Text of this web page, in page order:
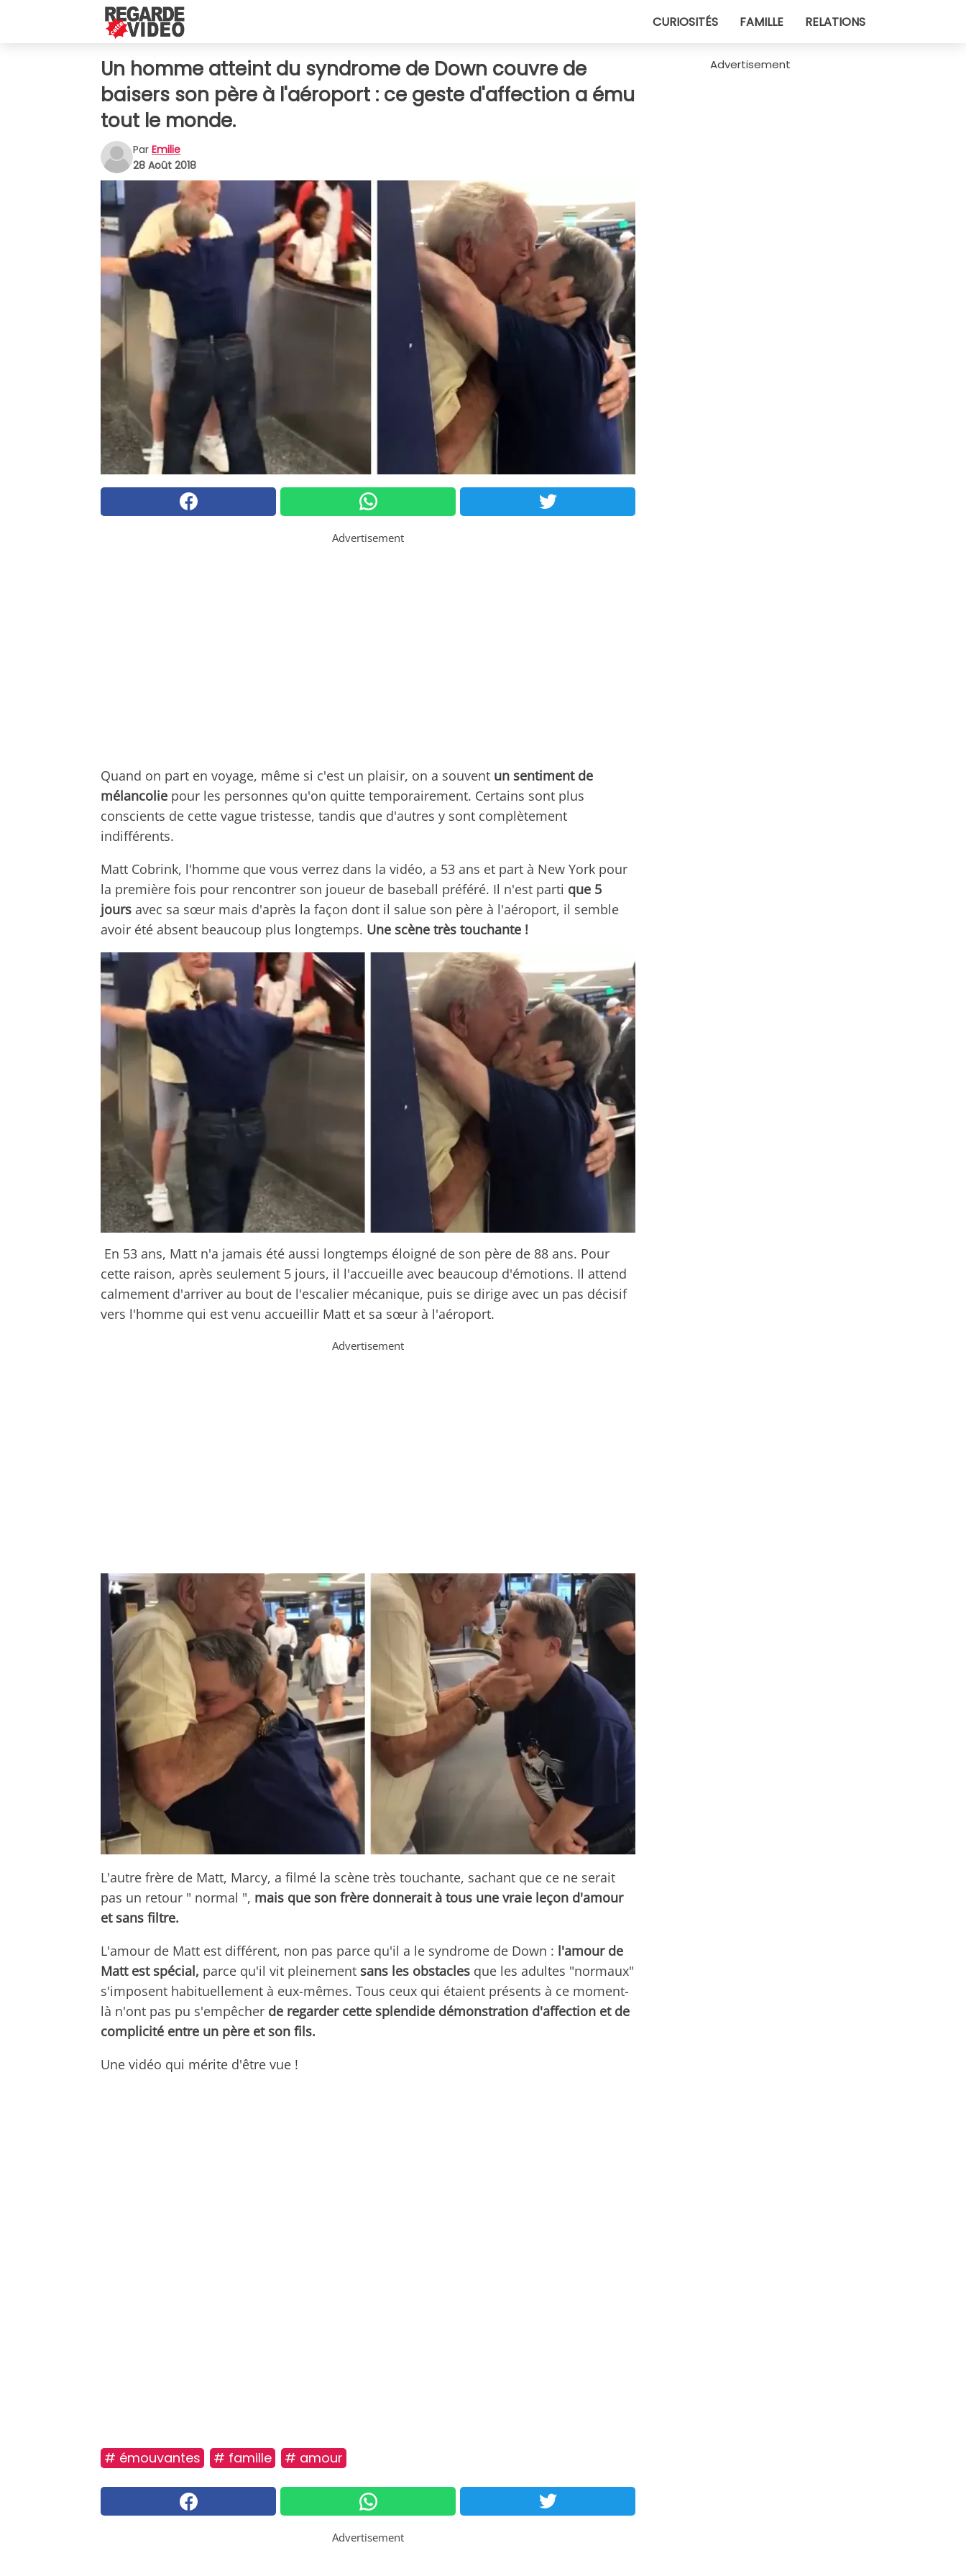
CURIOSITÉS FAMILLE RELATIONS
Un homme atteint du syndrome de Down couvre de
baisers son père à l'aéroport : ce geste d'affection a ému
tout le monde.
Par Emilie
28 Août 2018
Advertisement
Quand on part en voyage, même si c'est un plaisir, on a souvent un sentiment de
mélancolie pour les personnes qu'on quitte temporairement. Certains sont plus
conscients de cette vague tristesse, tandis que d'autres y sont complètement
indifférents.
Matt Cobrink, l'homme que vous verrez dans la vidéo, a 53 ans et part à New York pour
la première fois pour rencontrer son joueur de baseball préféré. Il n'est parti que 5
jours avec sa sœur mais d'après la façon dont il salue son père à l'aéroport, il semble
avoir été absent beaucoup plus longtemps. Une scène très touchante !
En 53 ans, Matt n'a jamais été aussi longtemps éloigné de son père de 88 ans. Pour
cette raison, après seulement 5 jours, il l'accueille avec beaucoup d'émotions. Il attend
calmement d'arriver au bout de l'escalier mécanique, puis se dirige avec un pas décisif
vers l'homme qui est venu accueillir Matt et sa sœur à l'aéroport.
Advertisement
L'autre frère de Matt, Marcy, a filmé la scène très touchante, sachant que ce ne serait
pas un retour " normal ", mais que son frère donnerait à tous une vraie leçon d'amour
et sans filtre.
L'amour de Matt est différent, non pas parce qu'il a le syndrome de Down : l'amour de
Matt est spécial, parce qu'il vit pleinement sans les obstacles que les adultes "normaux"
s'imposent habituellement à eux-mêmes. Tous ceux qui étaient présents à ce moment-
là n'ont pas pu s'empêcher de regarder cette splendide démonstration d'affection et de
complicité entre un père et son fils.
Une vidéo qui mérite d'être vue !
# émouvantes # famille # amour
Advertisement
Advertisement